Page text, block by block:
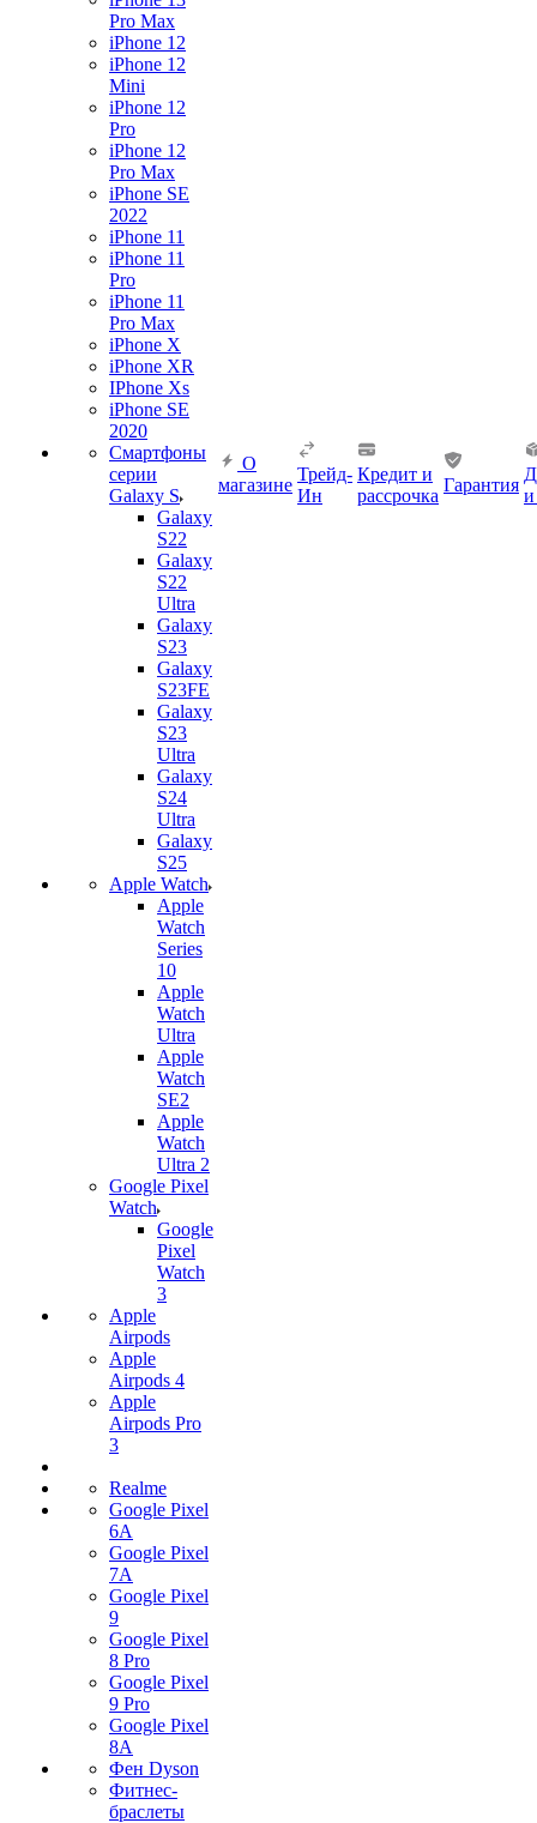
Pro Max
iPhone 12
iPhone 12
Mini
iPhone 12
Pro
iPhone 12
Pro Max
iPhone SE
2022
iPhone 11
iPhone 11
Pro
iPhone 11
Pro Max
iPhone X
iPhone XR
IPhone Xs
iPhone SE
2020
Смартфоны
серии
Galaxy S
Galaxy
S22
Galaxy
S22
Ultra
Galaxy
S23
Galaxy
S23FE
Galaxy
S23
Ultra
Galaxy
S24
Ultra
Galaxy
S25
Apple Watch
Apple
Watch
Series
10
Apple
Watch
Ultra
Apple
Watch
SE2
Apple
Watch
Ultra 2
Google Pixel
Watch
Google
Pixel
Watch
3
Apple
Airpods
Apple
Airpods 4
Apple
Airpods Pro
3
Realme
Google Pixel
6A
Google Pixel
7А
Google Pixel
9
Google Pixel
8 Pro
Google Pixel
9 Pro
Google Pixel
8A
Фен Dyson
Фитнес-
браслеты
О
магазине
Трейд-
Ин
Кредит и
рассрочка
Гарантия
и